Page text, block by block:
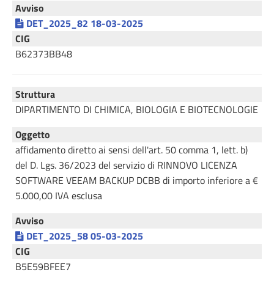
Avviso
DET_2025_82 18-03-2025
CIG
B62373BB48
Struttura
DIPARTIMENTO DI CHIMICA, BIOLOGIA E BIOTECNOLOGIE
Oggetto
affidamento diretto ai sensi dell'art. 50 comma 1, lett. b)
del D. Lgs. 36/2023 del servizio di RINNOVO LICENZA
SOFTWARE VEEAM BACKUP DCBB di importo inferiore a €
5.000,00 IVA esclusa
Avviso
DET_2025_58 05-03-2025
CIG
B5E59BFEE7